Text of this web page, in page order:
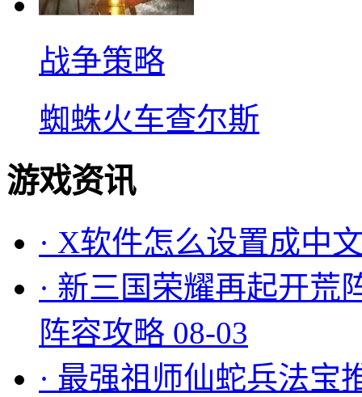
战争策略
蜘蛛火车查尔斯
游戏资讯
· X软件怎么设置成中
· 新三国荣耀再起开荒
阵容攻略 08-03
· 最强祖师仙蛇兵法宝